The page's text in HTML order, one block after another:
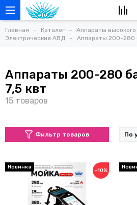
Главная Каталог
Аппараты высокого
Электрические АВД
Аппараты 200-280
Аппараты 200-280
7,5 квт
Фильтр товаров
Новинка
−10%